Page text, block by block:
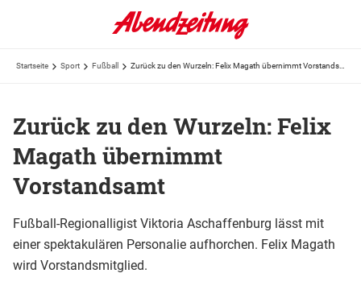
Startseite Sport Fußball
Zurück zu den Wurzeln: Felix
Magath übernimmt
Vorstandsamt
Fußball-Regionalligist Viktoria Aschaffenburg lässt mit
einer spektakulären Personalie aufhorchen. Felix Magath
wird Vorstandsmitglied.